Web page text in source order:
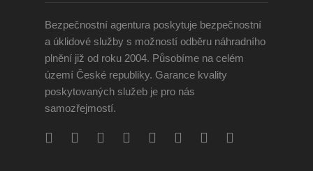
KontaktyBezpečnostní agentura poskytuje bezpečnostní
a úklidové služby s možností odběru náhradního
plnění již od roku 2004. Působíme na celém
území České republiky. Garance kvality
poskytovaných služeb je pro nás
samozřejmostí.